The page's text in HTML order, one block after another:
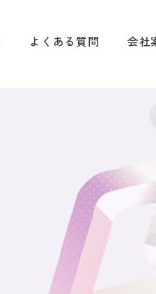
よくある質問
会社